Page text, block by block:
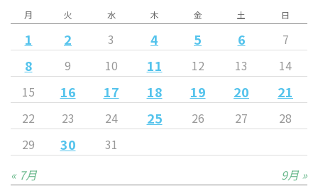
月 火 水 木 金 土 日
1 2 3 4 5 6 7
8 9 10 11 12 13
14
15
16 17 18 19 20 21
22 23 24 25 26 27
28
29
30
31
« 7月
9月 »